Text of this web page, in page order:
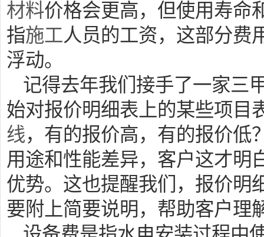
材料价格会更高，但使用寿命
指施工人员的工资，这部分费
浮动。
记得去年我们接手了一家三
始对报价明细表上的某些项目
线，有的报价高，有的报价低
用途和性能差异，客户这才明
优势。这也提醒我们，报价明
要附上简要说明，帮助客户理